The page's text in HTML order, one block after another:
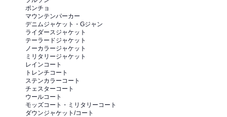
ポンチョ
マウンテンパーカー
デニムジャケット・Gジャン
ライダースジャケット
テーラードジャケット
ノーカラージャケット
ミリタリージャケット
レインコート
トレンチコート
ステンカラーコート
チェスターコート
ウールコート
モッズコート・ミリタリーコート
ダウンジャケット/コート